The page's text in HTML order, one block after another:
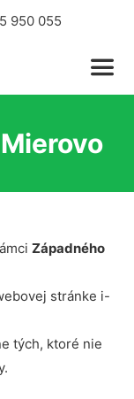
950 055
Západného
stránke i-
tých, ktoré nie